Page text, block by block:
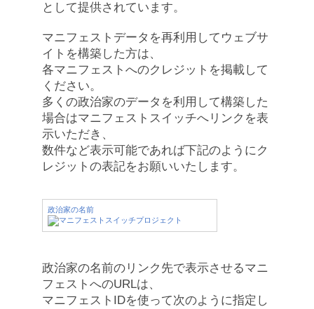
として提供されています。
マニフェストデータを再利用してウェブサ
イトを構築した方は、
各マニフェストへのクレジットを掲載して
ください。
多くの政治家のデータを利用して構築した
場合はマニフェストスイッチへリンクを表
示いただき、
数件など表示可能であれば下記のようにク
レジットの表記をお願いいたします。
政治家の名前
政治家の名前のリンク先で表示させるマニ
フェストへのURLは、
マニフェストIDを使って次のように指定し